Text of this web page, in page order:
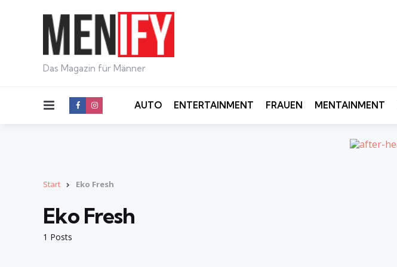
Das Magazin für Männer
Menu AUTO ENTERTAINMENT FRAUEN MENTAINMENT
Start Eko Fresh
1 Posts
Eko Fresh